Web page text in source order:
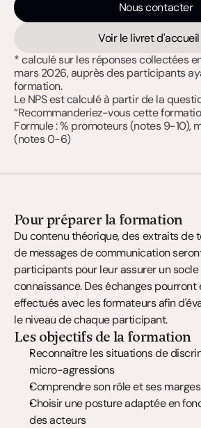
Pour préparer la formation
Du contenu théorique, des extraits de
de messages de communication
participants pour leur assurer un
connaissance. Des échanges
effectués avec les formateurs afin
le niveau de chaque participant.
Les objectifs de la formation
Reconnaître les situations de
micro-agressions
Comprendre son rôle et ses
Choisir une posture adaptée en
des acteurs
Nous contacter
Voir le livret d'accueil
* calculé sur les réponses collectées
mars 2026, auprès des participants
formation.
Le NPS est calculé à partir de la
“Recommanderiez-vous cette
Formule : % promoteurs (notes 9-10),
(notes 0-6)